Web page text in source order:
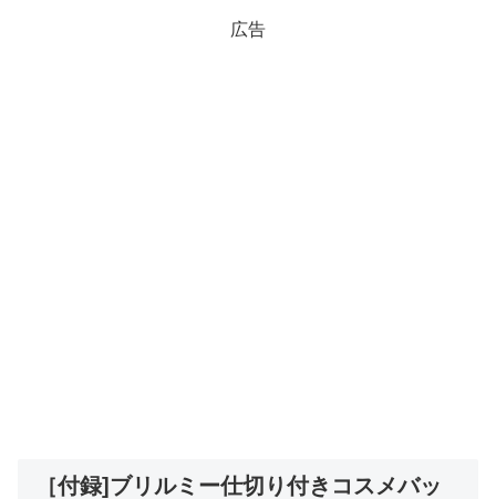
広告
［付録]ブリルミー仕切り付きコスメバッ